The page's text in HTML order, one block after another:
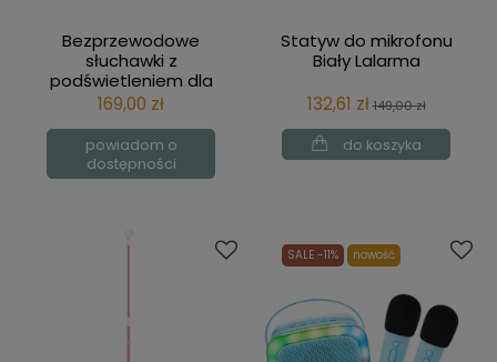
Bezprzewodowe
słuchawki z
podświetleniem dla
dzieci i nastolatków
169,00 zł
powiadom o
dostępności
Statyw do mikrofonu
Biały Lalarma
132,61 zł149,00 zł
do koszyka
SALE -11% nowość